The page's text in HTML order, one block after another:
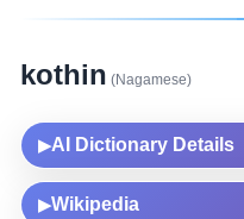
kothin (Nagamese)
▶AI Dictionary Details
▶Wikipedia